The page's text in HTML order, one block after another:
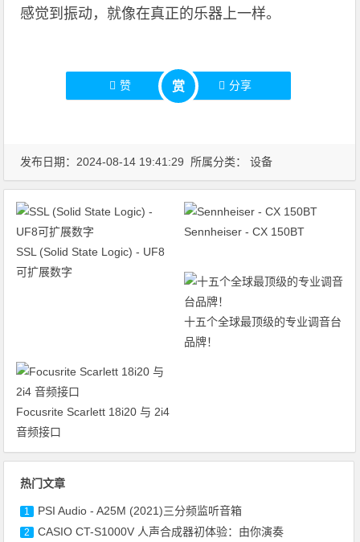
感觉到振动，就像在真正的乐器上一样。
赞 赏 分享
发布日期：2024-08-14 19:41:29 所属分类：设备
SSL (Solid State Logic) - UF8
可扩展数字
Sennheiser - CX 150BT
十五个全球最顶级的专业调音台
品牌！
Focusrite Scarlett 18i20 与 2i4
音频接口
热门文章
1 PSI Audio - A25M (2021)三分频监听音箱
2 CASIO CT-S1000V 人声合成器初体验：由你演奏